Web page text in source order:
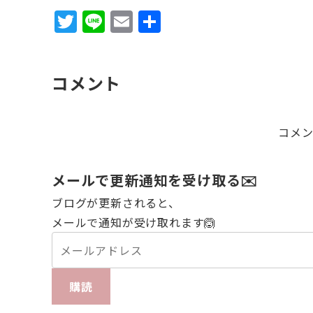
T
w
te
Li
n
E
m
コメント
コメ
メールで更新通知を受け取る✉️
ブログが更新されると、
メールで通知が受け取れます🙆
購読